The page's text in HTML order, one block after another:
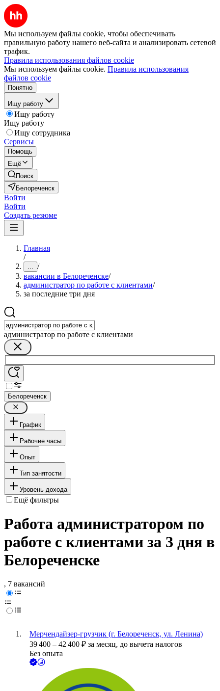
Мы используем файлы cookie, чтобы обеспечивать
правильную работу нашего веб-сайта и анализировать сетевой
трафик.
Правила использования файлов cookie
Мы используем файлы cookie. Правила использования
файлов cookie
Понятно
Ищу работу
Ищу работу
Ищу работу
Ищу сотрудника
Сервисы
Помощь
Ещё
Поиск
Белореченск
Войти
Войти
Создать резюме
Главная
/
... /
вакансии в Белореченске/
администратор по работе с клиентами/
за последние три дня
администратор по работе с клиентами
Белореченск
График
Рабочие часы
Опыт
Тип занятости
Уровень дохода
Ещё фильтры
Работа администратором по
работе с клиентами за 3 дня в
Белореченске
, 7 вакансий
Мерчендайзер-грузчик (г. Белореченск, ул. Ленина)
39 400 – 42 400 ₽ за месяц, до вычета налогов
Без опыта